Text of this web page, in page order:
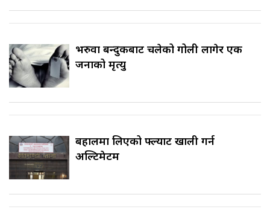
भरुवा बन्दुकबाट चलेको गोली लागेर एक
जनाको मृत्यु
बहालमा लिएको फ्ल्याट खाली गर्न
अल्टिमेटम